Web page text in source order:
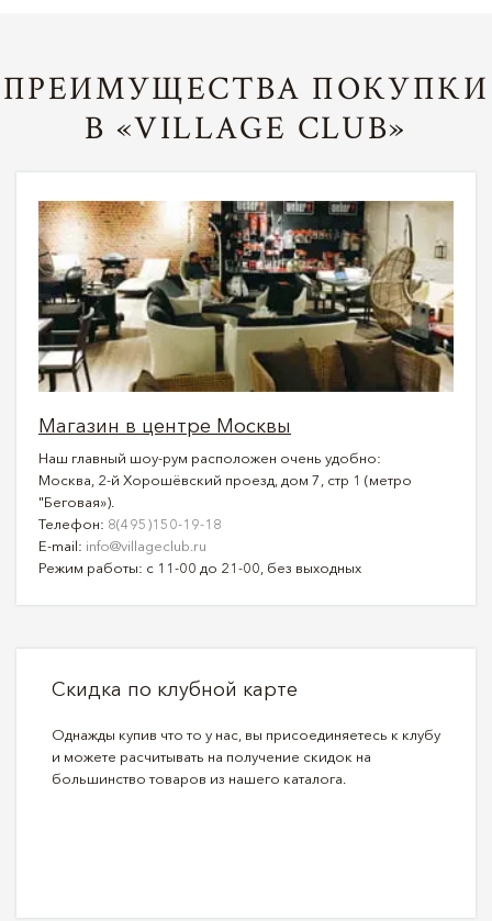
ПРЕИМУЩЕСТВА ПОКУПКИ
В «VILLAGE CLUB»
Магазин в центре Москвы
Наш главный шоу-рум расположен очень удобно:
Москва, 2-й Хорошёвский проезд, дом 7, стр 1 (метро
"Беговая»).
Телефон: 8(495)150-19-18
E-mail: info@villageclub.ru
Режим работы: с 11-00 до 21-00, без выходных
Скидка по клубной карте
Однажды купив что то у нас, вы присоединяетесь к клубу
и можете расчитывать на получение скидок на
большинство товаров из нашего каталога.